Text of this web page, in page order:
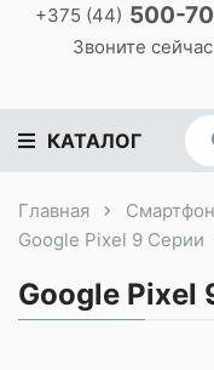
+375 (44) 500-
Звоните
КАТАЛОГ
Главная
Google Pixel 9 Серии
Google Pixel